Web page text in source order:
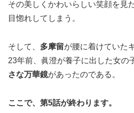
その美しくかわいらしい笑顔を見
目惚れしてしまう。
そして、 多摩留が腰に着けていた
23年前、眞澄が養子に出した女の
さな万華鏡があったのである。
ここで、第5話が終わります。